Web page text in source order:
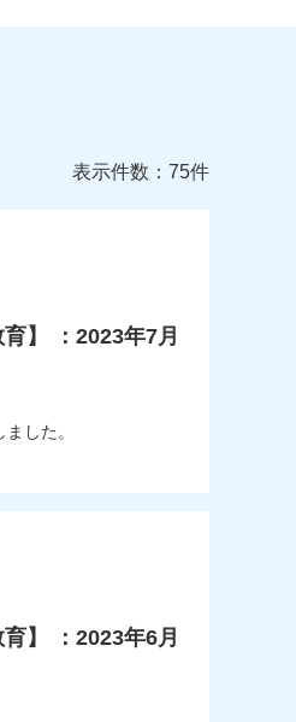
表示件数：75件
】 ：2023年7月
した。
】 ：2023年6月